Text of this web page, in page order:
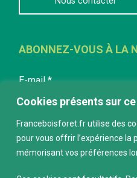
Cookies présents sur
Franceboisforet.fr utilise des
pour vous offrir l’expérience la
mémorisant vos préférences
ABONNEZ-VOUS À LA
E-mail*